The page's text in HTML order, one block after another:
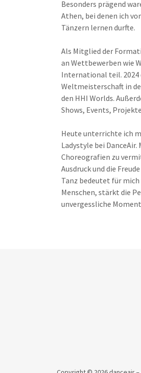
Besonders prägend
Athen, bei denen ich
Tänzern lernen durfte.
Als Mitglied der
an Wettbewerben wie
International teil.
Weltmeisterschaft in
den HHI Worlds.
Shows, Events,
Heute unterrichte ich
Ladystyle bei
Choreografien zu
Ausdruck und die
Tanz bedeutet für
Menschen, stärkt die
unvergessliche